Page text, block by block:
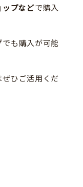
プなどで購入
も購入が可能
ひご活用くだ